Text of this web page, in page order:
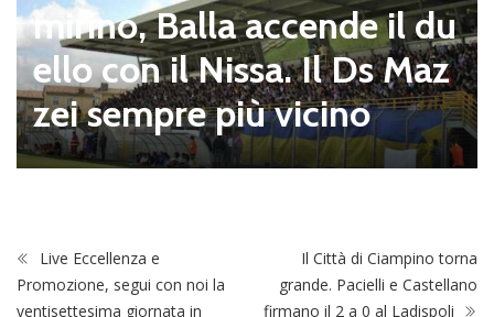
Serie D, ufficializzati i giro
ni del campionato 2026/2
027: Flaminia nell’E e le al
tre 8 laziali nel G
Live Eccellenza e
Il Città di Ciampino torna